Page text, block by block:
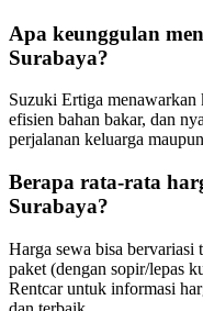
Apa keunggulan
Surabaya?
Suzuki Ertiga
efisien bahan bakar, dan
perjalanan keluarga
Berapa rata-rata
Surabaya?
Harga sewa bisa bervariasi
paket (dengan sopir/lepas
Rentcar untuk informasi